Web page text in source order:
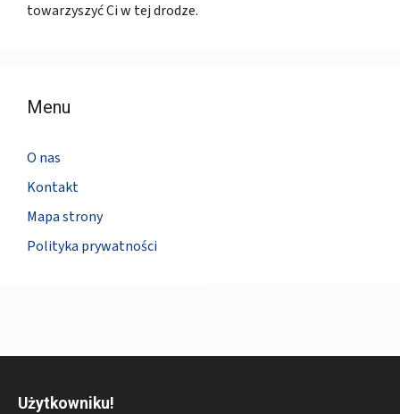
towarzyszyć Ci w tej drodze.
Menu
O nas
Kontakt
Mapa strony
Polityka prywatności
Użytkowniku!